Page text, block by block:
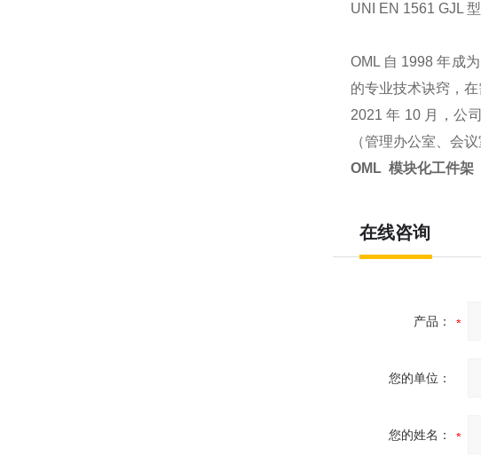
UNI EN 1561 GJL
OML 自 1998 年成
的专业技术诀窍，
2021 年 10 月，公
（管理办公室、会
OML 模块化工件架
在线咨询
产品：
您的单位：
您的姓名：